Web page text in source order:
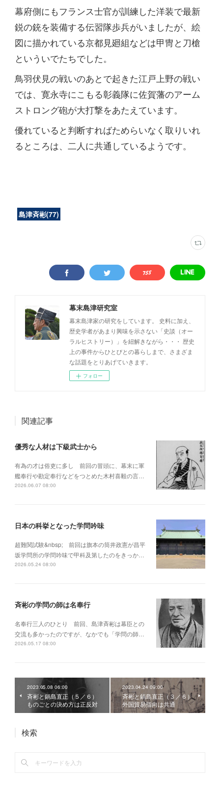
幕府側にもフランス士官が訓練した洋装で最新
鋭の銃を装備する伝習隊歩兵がいましたが、絵
図に描かれている京都見廻組などは甲冑と刀槍
といういでたちでした。
鳥羽伏見の戦いのあとで起きた江戸上野の戦い
では、寛永寺にこもる彰義隊に佐賀藩のアーム
ストロング砲が大打撃をあたえています。
優れていると判断すればためらいなく取りいれ
るところは、二人に共通しているようです。
島津斉彬(77)
幕末島津研究室
幕末島津家の研究をしています。 史料に加え、
歴史学者があまり興味を示さない「史談（オー
ラルヒストリー）」を紐解きながら・・・ 歴史
上の事件からひとびとの暮らしまで、さまざま
な話題をとりあげていきます。
フォロー
関連記事
優秀な人材は下級武士から
有為の才は俗吏に多し 前回の冒頭に、幕末に軍
艦奉行や勘定奉行などをつとめた木村喜毅の言…
2026.06.07 08:00
日本の科挙となった学問吟味
超難関試験&nbsp; 前回は旗本の筒井政憲が昌平
坂学問所の学問吟味で甲科及第したのをきっか…
2026.05.24 08:00
斉彬の学問の師は名奉行
名奉行三人のひとり 前回、島津斉彬は幕臣との
交流も多かったのですが、なかでも「学問の師…
2026.05.17 08:00
2023.05.08 06:00
斉彬と鍋島直正（５／６）
ものごとの決め方は正反対
2023.04.24 09:00
斉彬と鍋島直正（３／６）
外国貿易指向は共通
検索